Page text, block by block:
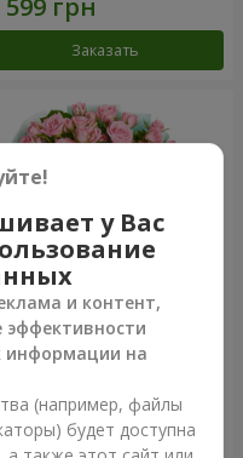
Заказать
"Баллада о
грн
у Вас
и контент,
эффективности
информации на
(например, файлы
будет доступна